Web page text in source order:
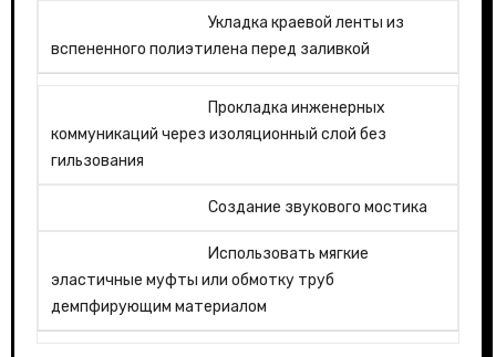
Укладка краевой ленты из
вспененного полиэтилена перед заливкой
Прокладка инженерных
коммуникаций через изоляционный слой без
гильзования
Создание звукового мостика
Использовать мягкие
эластичные муфты или обмотку труб
демпфирующим материалом